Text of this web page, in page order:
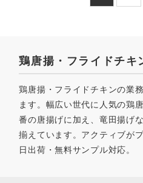
鶏唐揚・フライドチキ
鶏唐揚・フライドチキンの業
ます。幅広い世代に人気の鶏
番の唐揚げに加え、竜田揚げ
揃えています。アクティブが
日出荷・無料サンプル対応。